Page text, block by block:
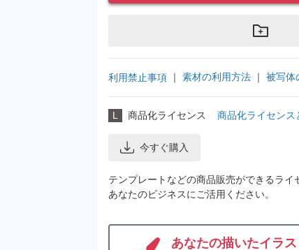
利用禁止事項 ｜ 素材の利用方法 ｜ 被写体
L 商品化ライセンス 商品化ライセンス
今すぐ購入
テンプレートなどの商品販売ができるライ
あなたのビジネスにご活用ください。
あなたの描いたイラ